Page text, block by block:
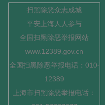
扫黑除恶众志成城
平安上海人人参与
全国扫黑除恶举报网站
www.12389.gov.cn
全国扫黑除恶举报电话：010-
12389
上海市扫黑除恶举报电话：